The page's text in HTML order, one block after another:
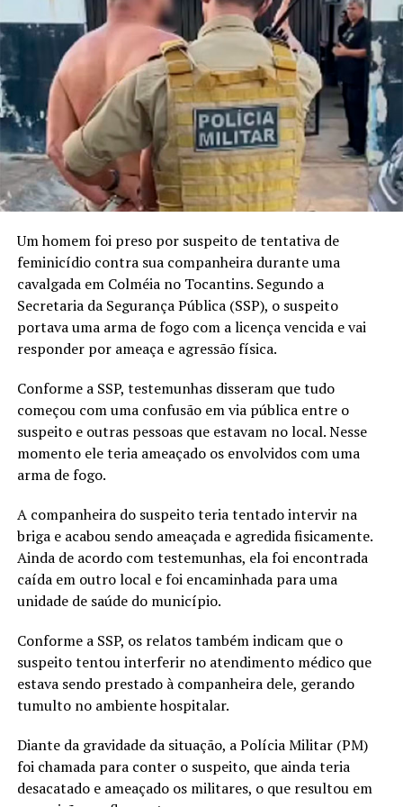
Um homem foi preso por suspeito de tentativa de
feminicídio contra sua companheira durante uma
cavalgada em Colméia no Tocantins. Segundo a
Secretaria da Segurança Pública (SSP), o suspeito
portava uma arma de fogo com a licença vencida e vai
responder por ameaça e agressão física.
Conforme a SSP, testemunhas disseram que tudo
começou com uma confusão em via pública entre o
suspeito e outras pessoas que estavam no local. Nesse
momento ele teria ameaçado os envolvidos com uma
arma de fogo.
A companheira do suspeito teria tentado intervir na
briga e acabou sendo ameaçada e agredida fisicamente.
Ainda de acordo com testemunhas, ela foi encontrada
caída em outro local e foi encaminhada para uma
unidade de saúde do município.
Conforme a SSP, os relatos também indicam que o
suspeito tentou interferir no atendimento médico que
estava sendo prestado à companheira dele, gerando
tumulto no ambiente hospitalar.
Diante da gravidade da situação, a Polícia Militar (PM)
foi chamada para conter o suspeito, que ainda teria
desacatado e ameaçado os militares, o que resultou em